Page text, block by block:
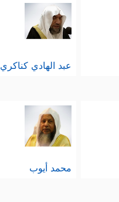
عبد الهادي كناكري
محمد أيوب